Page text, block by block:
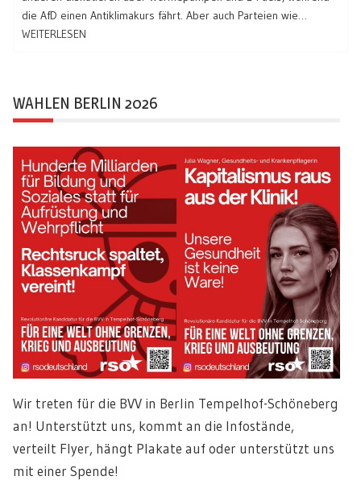
die AfD einen Antiklimakurs fährt. Aber auch Parteien wie…
WEITERLESEN
WAHLEN BERLIN 2026
Wir treten für die BVV in Berlin Tempelhof-Schöneberg
an! Unterstützt uns, kommt an die Infostände,
verteilt Flyer, hängt Plakate auf oder unterstützt uns
mit einer Spende!